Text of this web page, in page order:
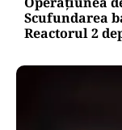
Scufundarea
Reactorul 2